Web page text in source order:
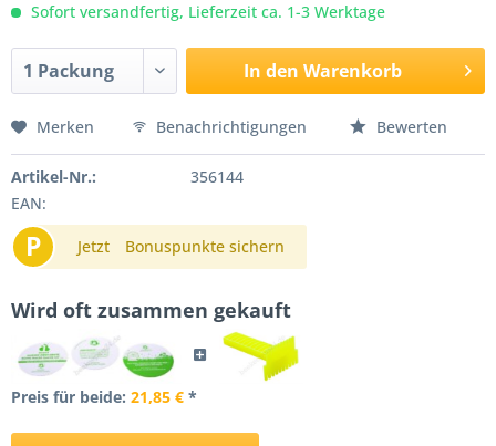
Sofort versandfertig, Lieferzeit ca. 1-3 Werktage
In den Warenkorb
Merken Benachrichtigungen Bewerten
Artikel-Nr.:
356144
EAN:
P Jetzt Bonuspunkte sichern
Wird oft zusammen gekauft
Preis für beide: 21,85 € *